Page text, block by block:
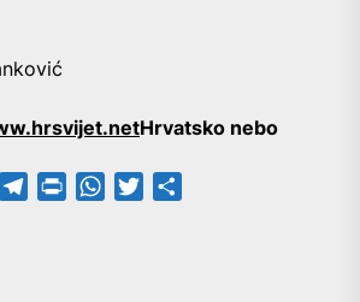
Hrvatsko nebo
TelegramPrintFriendly
WhatsApp
Twitter